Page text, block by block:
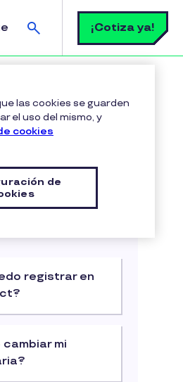
Buscar
¡Cotiza ya!
registrar en
mi
las cookies se guarden
el uso del mismo, y
cookies
de